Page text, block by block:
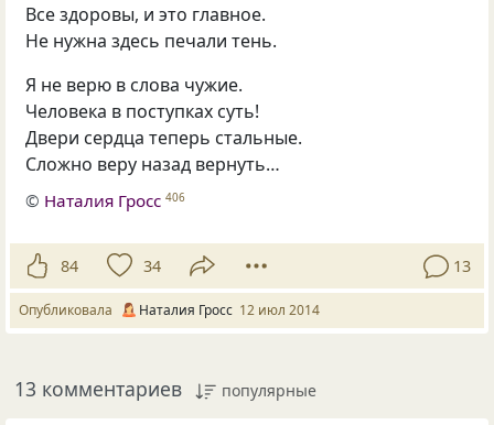
Все здоровы, и это главное.
Не нужна здесь печали тень.
Я не верю в слова чужие.
Человека в поступках суть!
Двери сердца теперь стальные.
Сложно веру назад вернуть…
© Наталия Гросс 406
84 34 13
Опубликовала Наталия Гросс 12 июл 2014
13 комментариев популярные